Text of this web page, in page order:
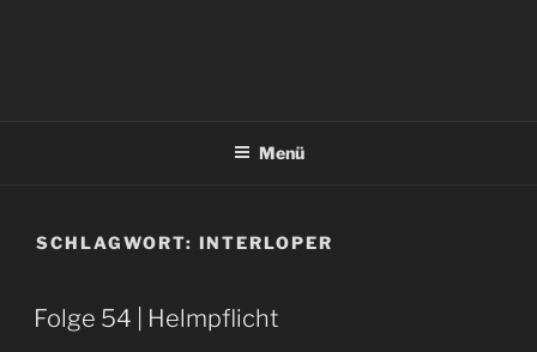
Menü
SCHLAGWORT: INTERLOPER
Folge 54 | Helmpflicht